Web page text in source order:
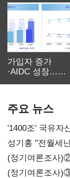
가입자 증가
·AIDC 성장…
주요 뉴스
'1400조' 국유자
구조혁신
성기홍 "전월세
시사
(정기여론조사
(정기여론조사